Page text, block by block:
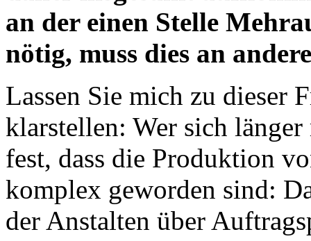
an der einen Stelle
nötig, muss dies an
Lassen Sie mich zu dieser
klarstellen: Wer sich
fest, dass die Produktion
komplex geworden sind:
der Anstalten über